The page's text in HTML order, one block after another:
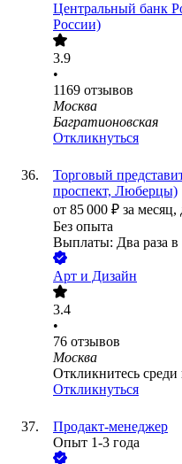
Центральный банк
России)
3.9
•
1169 отзывов
Москва
Багратионовская
Откликнуться
Торговый
проспект, Люберцы)
от 85 000 ₽ за месяц,
Без опыта
Выплаты: Два раза в
Арт и Дизайн
3.4
•
76 отзывов
Москва
Откликнитесь
Откликнуться
Продакт-менеджер
Опыт 1-3 года